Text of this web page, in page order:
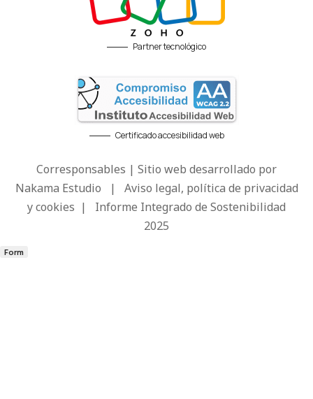
Partner tecnológico
Certificado accesibilidad web
Corresponsables | Sitio web desarrollado por
Nakama Estudio | Aviso legal, política de privacidad
y cookies | Informe Integrado de Sostenibilidad
2025
Form